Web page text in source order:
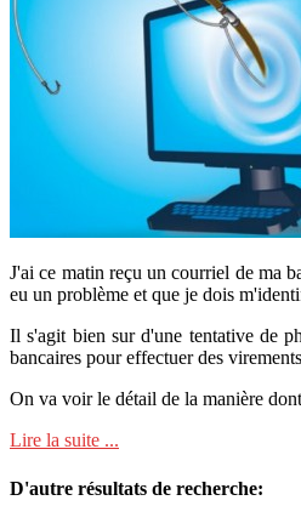
J'ai ce matin reçu un courriel de ma
eu un problème et que je dois
Il s'agit bien sur d'une tentative de
bancaires pour effectuer des
On va voir le détail de la manière
Lire la suite ...
D'autre résultats de recherche: